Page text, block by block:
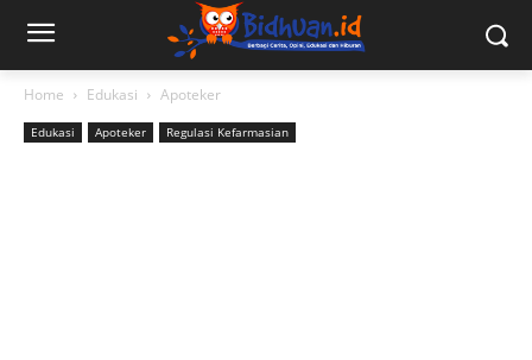
Home Edukasi Apoteker
Edukasi Apoteker Regulasi Kefarmasian